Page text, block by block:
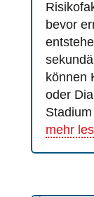
bevor
können
oder
mehr